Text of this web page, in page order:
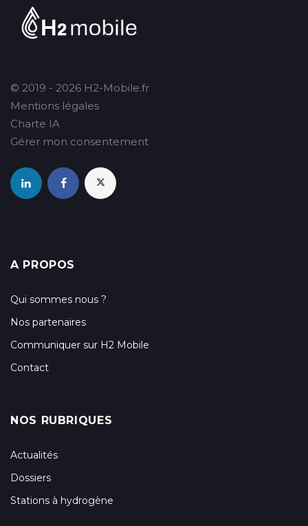
© 2019 - 2026 H2-Mobile.fr
Mentions légales
Charte IA
Gérer mon consentement
A PROPOS
Qui sommes nous ?
Nos partenaires
Communiquer sur H2 Mobile
Contact
NOS RUBRIQUES
Actualités
Dossiers
Stations à hydrogène